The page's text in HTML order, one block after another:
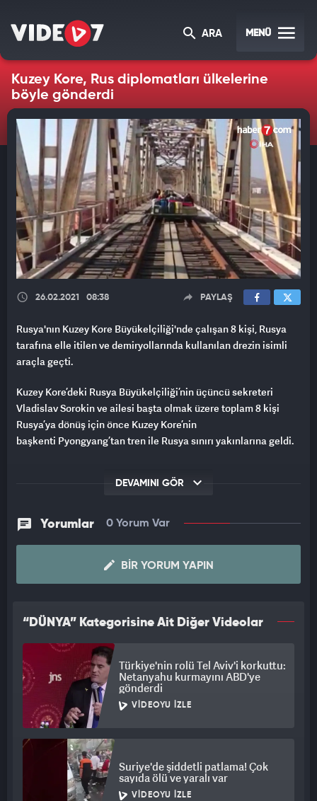
ARA MENÜ
Kuzey Kore, Rus diplomatları ülkelerine
böyle gönderdi
26.02.2021 08:38 PAYLAŞ
Rusya'nın Kuzey Kore Büyükelçiliği'nde çalışan 8 kişi, Rusya
tarafına elle itilen ve demiryollarında kullanılan drezin isimli
araçla geçti.
Kuzey Kore’deki Rusya Büyükelçiliği’nin üçüncü sekreteri
Vladislav Sorokin ve ailesi başta olmak üzere toplam 8 kişi
Rusya’ya dönüş için önce Kuzey Kore’nin
başkenti Pyongyang’tan tren ile Rusya sınırı yakınlarına geldi.
çalışanlar, 2 saatlik yolculuğun ardından Rusya sınırına ulaştı.
diplomatların ve ailelerinin ülkeye dönüş anları ise oldukça
zorlu oldu.
Rusya Savunma Bakanlığı, Kuzey Kore’den dönüş yapan aileler
için demiryolu işçilerinin kullandığı drezin isimli motorsuz
bu araca konulduğunu yetişkinlerin ise aracı elleriyle iterek
Rusya tarafına geçtiğini ifade etti.
Tümen nehri üzerindeki tren yolu köprüsü üstünden geçen
diplomat ve ailelerinin, 1 kilometreden fazla yolu bu şekilde
geçtiği aktarılırken ardından Vladivostok’a geçtikleri ve tahsis
edilen araçlarla evlerine gönderildikleri belirtildi.
Savunma Bakanlığı, Kuzey Kore Büyükelçiliği’nde çalışan
diplomatların ve ailelerin dönüş anlarına dair fotoğraf ve
görüntüler paylaşırken, bu ilginç geri dönüş anları Rusya’nın
gündemine oturdu.
DEVAMINI GÖR
Yorumlar 0 Yorum Var
BIR YORUM YAPIN
“DÜNYA” Kategorisine Ait Diğer Videolar
Türkiye'nin rolü Tel Aviv'i korkuttu:
Netanyahu kurmayını ABD'ye
gönderdi
VIDEOYU İZLE
Suriye'de şiddetli patlama! Çok
sayıda ölü ve yaralı var
VIDEOYU İZLE